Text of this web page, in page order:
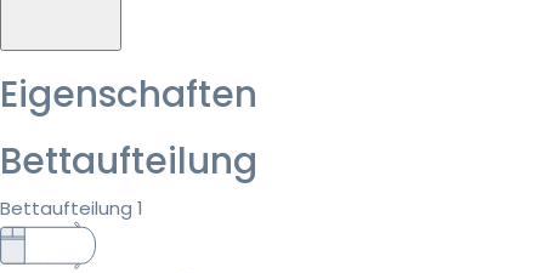
Eigenschaften
Bettaufteilung
Bettaufteilung 1